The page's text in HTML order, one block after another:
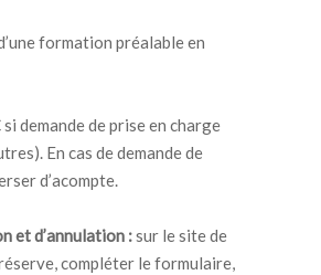
formation préalable en
demande de prise en charge
En cas de demande de
d’acompte.
et d’annulation :sur le site de
compléter le formulaire,